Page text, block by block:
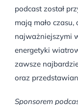
podcast został
mają mało
najważniejszymi
energetyki
zawsze
oraz
Sponsorem